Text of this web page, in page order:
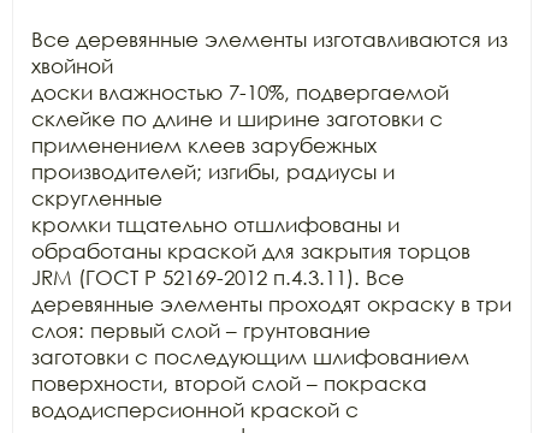
Все деревянные элементы изготавливаются из
хвойной
доски влажностью 7-10%, подвергаемой
склейке по длине и ширине заготовки с
применением клеев зарубежных
производителей; изгибы, радиусы и
скругленные
кромки тщательно отшлифованы и
обработаны краской для закрытия торцов
JRM (ГОСТ Р 52169-2012 п.4.3.11). Все
деревянные элементы проходят окраску в три
слоя: первый слой – грунтование
заготовки с последующим шлифованием
поверхности, второй слой – покраска
вододисперсионной краской с